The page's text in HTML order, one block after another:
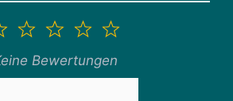
5
4
Sterne
3
Sterne
2
Sterne
1
SternBewertungen